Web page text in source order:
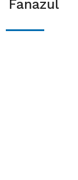
Fanazul